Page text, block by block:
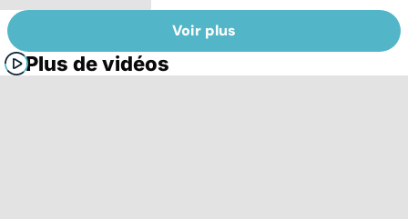
Voir plus
Plus de vidéos